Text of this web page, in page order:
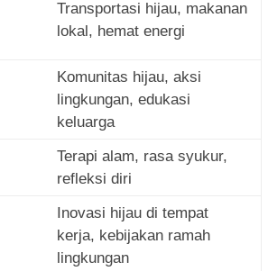
Transportasi hijau, makanan
lokal, hemat energi
Komunitas hijau, aksi
lingkungan, edukasi
keluarga
Terapi alam, rasa syukur,
refleksi diri
Inovasi hijau di tempat
kerja, kebijakan ramah
lingkungan